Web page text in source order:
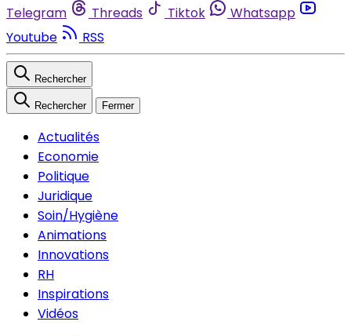
Telegram
Threads Tiktok
Whatsapp
Youtube
RSS
Rechercher
Rechercher Fermer
Actualités
Economie
Politique
Juridique
Soin/Hygiène
Animations
Innovations
RH
Inspirations
Vidéos